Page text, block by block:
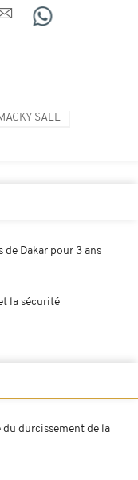
SALL
de Dakar pour 3 ans
la sécurité
du durcissement de la